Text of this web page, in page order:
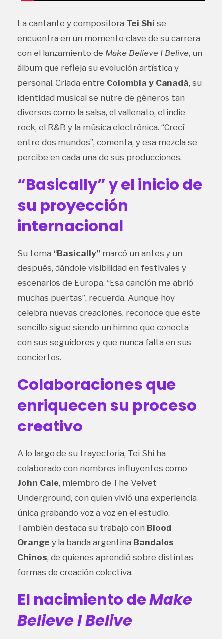
La cantante y compositora Tei Shi se
encuentra en un momento clave de su carrera
con el lanzamiento de Make Believe I Belive, un
álbum que refleja su evolución artística y
personal. Criada entre Colombia y Canadá, su
identidad musical se nutre de géneros tan
diversos como la salsa, el vallenato, el indie
rock, el R&B y la música electrónica. “Crecí
entre dos mundos”, comenta, y esa mezcla se
percibe en cada una de sus producciones.
“Basically” y el inicio de
su proyección
internacional
Su tema “Basically” marcó un antes y un
después, dándole visibilidad en festivales y
escenarios de Europa. “Esa canción me abrió
muchas puertas”, recuerda. Aunque hoy
celebra nuevas creaciones, reconoce que este
sencillo sigue siendo un himno que conecta
con sus seguidores y que nunca falta en sus
conciertos.
Colaboraciones que
enriquecen su proceso
creativo
A lo largo de su trayectoria, Tei Shi ha
colaborado con nombres influyentes como
John Cale, miembro de The Velvet
Underground, con quien vivió una experiencia
única grabando voz a voz en el estudio.
También destaca su trabajo con Blood
Orange y la banda argentina Bandalos
Chinos, de quienes aprendió sobre distintas
formas de creación colectiva.
El nacimiento deMake
Believe I Belive